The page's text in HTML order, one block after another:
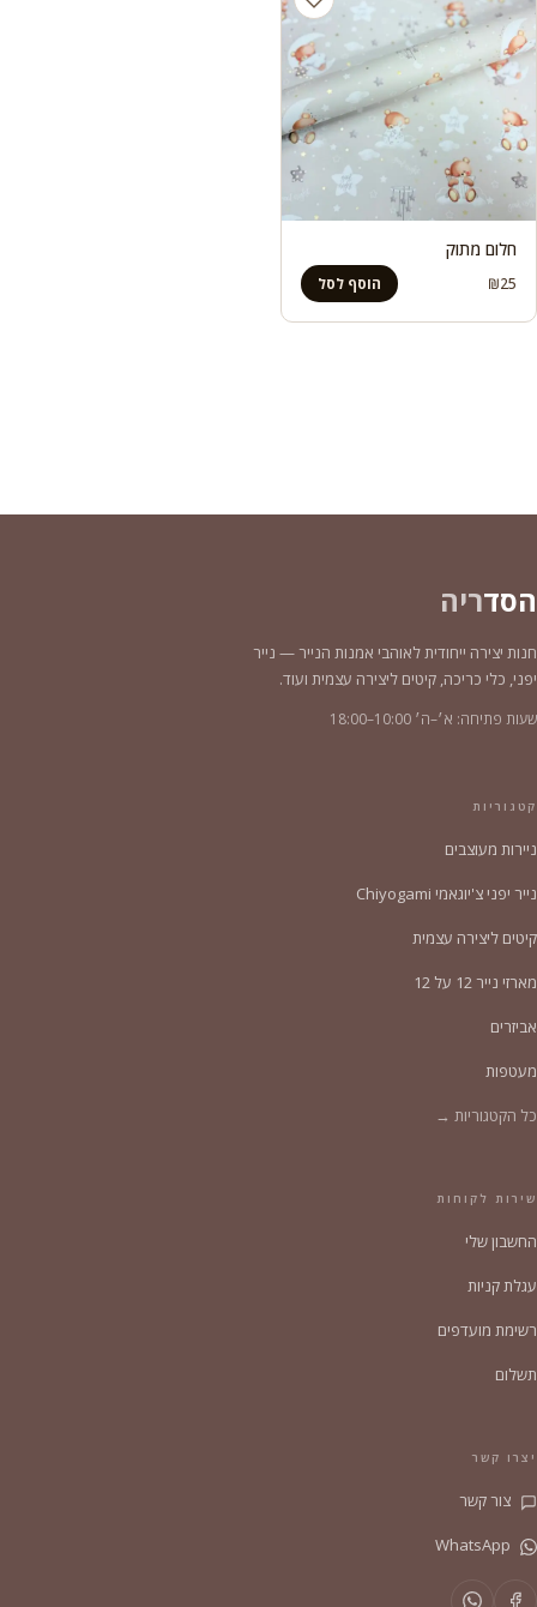
חלום מתוק
₪25 הוסף לסל
הסדריה
חנות יצירה ייחודית לאוהבי אמנות הנייר — נייר
יפני, כלי כריכה, קיטים ליצירה עצמית ועוד.
שעות פתיחה: א׳–ה׳ 10:00–18:00
קטגוריות
ניירות מעוצבים
נייר יפני צ'יוגאמי Chiyogami
קיטים ליצירה עצמית
מארזי נייר 12 על 12
אביזרים
מעטפות
כל הקטגוריות →
שירות לקוחות
החשבון שלי
עגלת קניות
רשימת מועדפים
תשלום
יצרו קשר
צור קשר